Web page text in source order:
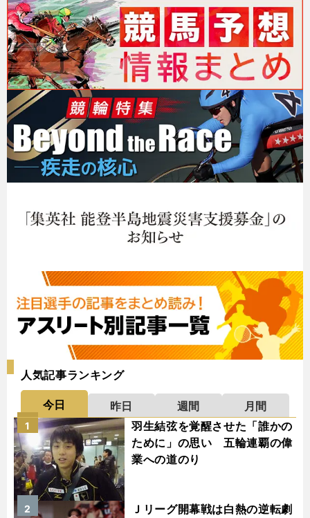
人気記事ランキング
今日 昨日 週間
月間
羽生結弦を覚醒させた「誰かの
ために」の思い 五輪連覇の偉
業への道のり
1
Ｊリーグ開幕戦は白熱の逆転劇
2